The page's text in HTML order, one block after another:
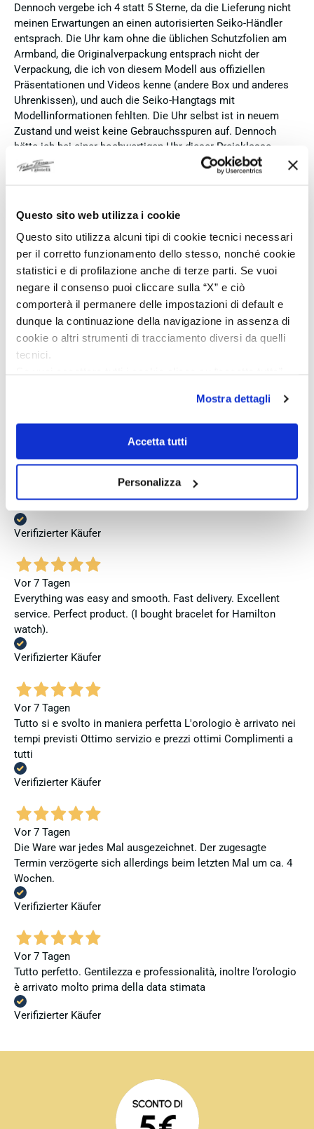
Questo sito web utilizza i cookie
Questo sito utilizza alcuni tipi di cookie tecnici necessari
per il corretto funzionamento dello stesso, nonché cookie
statistici e di profilazione anche di terze parti. Se vuoi
negare il consenso puoi cliccare sulla “X” e ciò
comporterà il permanere delle impostazioni di default e
dunque la continuazione della navigazione in assenza di
cookie o altri strumenti di tracciamento diversi da quelli
tecnici.
Se vuoi saperne di più consulta laprivacy policye la
Mostra dettagli
Accetta tutti
Personalizza
Dennoch vergebe ich 4 statt 5 Sterne, da die Lieferung nicht
meinen Erwartungen an einen autorisierten Seiko-Händler
entsprach. Die Uhr kam ohne die üblichen Schutzfolien am
Armband, die Originalverpackung entsprach nicht der
Verpackung, die ich von diesem Modell aus offiziellen
Präsentationen und Videos kenne (andere Box und anderes
Uhrenkissen), und auch die Seiko-Hangtags mit
Modellinformationen fehlten. Die Uhr selbst ist in neuem
Zustand und weist keine Gebrauchsspuren auf. Dennoch
hätte ich bei einer hochwertigen Uhr dieser Preisklasse
erwartet, dass sie mit der vollständigen Originalpräsentation
geliefert wird. Insgesamt empfehle ich den Händler aufgrund
jedoch, dass bei zukünftigen Bestellungen mehr Wert auf
eine vollständige und originale Präsentation gelegt wird.
Verifizierter Käufer
Vor 4 Tagen
Perfetto
Verifizierter Käufer
Verifizierter Käufer
Vor 7 Tagen
Everything was easy and smooth. Fast delivery. Excellent
service. Perfect product. (I bought bracelet for Hamilton
watch).
Verifizierter Käufer
Vor 7 Tagen
Tutto si e svolto in maniera perfetta L'orologio è arrivato nei
tempi previsti Ottimo servizio e prezzi ottimi Complimenti a
tutti
Verifizierter Käufer
Vor 7 Tagen
Die Ware war jedes Mal ausgezeichnet. Der zugesagte
Termin verzögerte sich allerdings beim letzten Mal um ca. 4
Wochen.
Verifizierter Käufer
Vor 7 Tagen
Tutto perfetto. Gentilezza e professionalità, inoltre l’orologio
è arrivato molto prima della data stimata
Verifizierter Käufer